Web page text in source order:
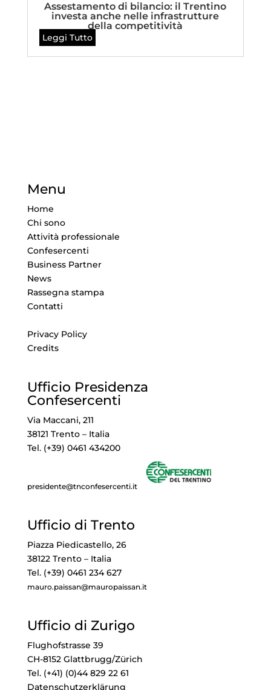
Assestamento di bilancio: il Trentino
investa anche nelle infrastrutture
della competitività
Leggi Tutto
Menu
Home
Chi sono
Attività professionale
Confesercenti
Business Partner
News
Rassegna stampa
Contatti
Privacy Policy
Credits
Ufficio Presidenza
Confesercenti
Via Maccani, 211
38121 Trento – Italia
Tel. (+39) 0461 434200
presidente@tnconfesercenti.it
Ufficio di Trento
Piazza Piedicastello, 26
38122 Trento – Italia
Tel. (+39) 0461 234 627
mauro.paissan@mauropaissan.it
Ufficio di Zurigo
Flughofstrasse 39
CH-8152 Glattbrugg/Zürich
Tel. (+41) (0)44 829 22 61
Datenschutzerklärung